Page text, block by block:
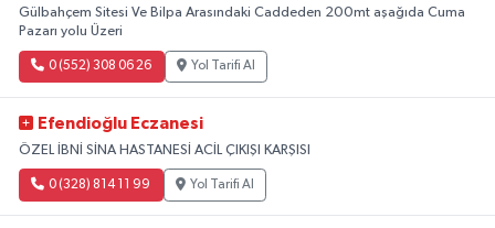
Gülbahçem Sitesi Ve Bilpa Arasındaki Caddeden 200mt aşağıda Cuma
Pazarı yolu Üzeri
0 (552) 308 06 26 Yol Tarifi Al
Efendioğlu Eczanesi
ÖZEL İBNİ SİNA HASTANESİ ACİL ÇIKIŞI KARŞISI
0 (328) 814 11 99 Yol Tarifi Al